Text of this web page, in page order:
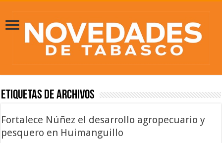
Etiquetas de Archivos
Fortalece Núñez el desarrollo agropecuario y
pesquero en Huimanguillo